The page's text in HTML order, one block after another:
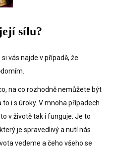
sílu?
vás najde v případě, že
na co rozhodně nemůžete být
i s úroky. V mnoha případech
v životě tak i funguje. Je to
je spravedlivý a nutí nás
vedeme a čeho všeho se